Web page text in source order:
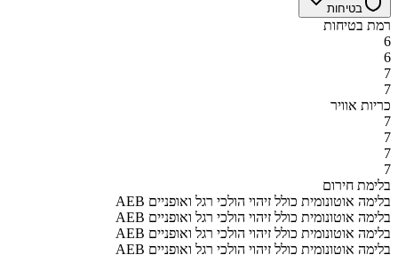
בטיחות
רמת בטיחות
6
6
7
7
כריות אוויר
7
7
7
7
בלימת חירום
AEB בלימה אוטונומית כולל זיהוי הולכי רגל ואופניים
AEB בלימה אוטונומית כולל זיהוי הולכי רגל ואופניים
AEB בלימה אוטונומית כולל זיהוי הולכי רגל ואופניים
AEB בלימה אוטונומית כולל זיהוי הולכי רגל ואופניים